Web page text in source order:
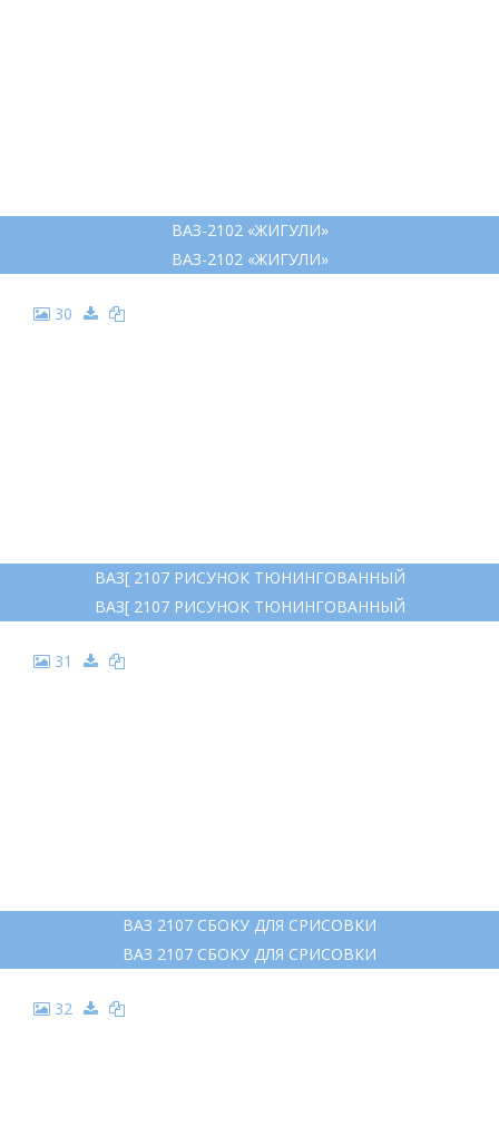
ВАЗ-2102 «ЖИГУЛИ»
ВАЗ-2102 «ЖИГУЛИ»
30
ВАЗ[ 2107 РИСУНОК ТЮНИНГОВАННЫЙ
ВАЗ[ 2107 РИСУНОК ТЮНИНГОВАННЫЙ
31
ВАЗ 2107 СБОКУ ДЛЯ СРИСОВКИ
ВАЗ 2107 СБОКУ ДЛЯ СРИСОВКИ
32